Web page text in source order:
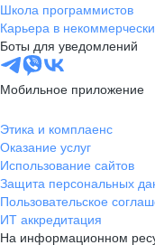
Школа программистов
Карьера в
Боты для уведомлений
Мобильное приложение
Этика и комплаенс
Оказание услуг
Использование сайтов
Защита персональных
Пользовательское
ИТ аккредитация
На информационном